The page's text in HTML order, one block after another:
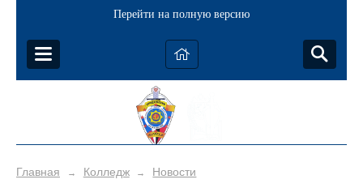
Перейти на полную версию
Главная → Колледж → Новости